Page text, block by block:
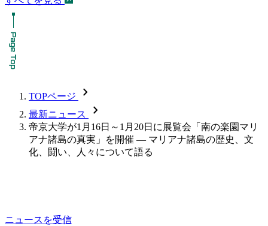
TOPページ chevron_forward
最新ニュース chevron_forward
帝京大学が1月16日～1月20日に展覧会「南の楽園マリ
アナ諸島の真実」を開催 — マリアナ諸島の歴史、文
化、闘い、人々について語る
ニュースを受信